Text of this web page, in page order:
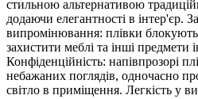
стильною альтернативою
додаючи елегантності в інтер'єр.
випромінювання: плівки
захистити меблі та інші предмети
Конфіденційність: напівпрозорі
небажаних поглядів, одночасно
світло в приміщення. Легкість у